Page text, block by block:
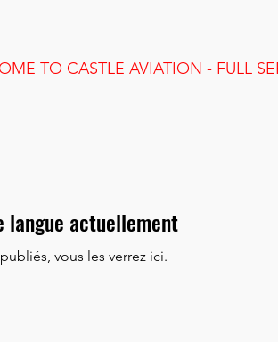
langue actuellement
vous les verrez ici.